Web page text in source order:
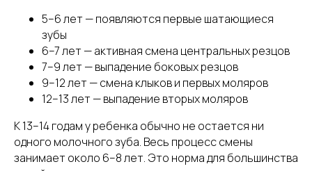
5–6 лет — появляются первые шатающиеся
зубы
6–7 лет — активная смена центральных резцов
7–9 лет — выпадение боковых резцов
9–12 лет — смена клыков и первых моляров
12–13 лет — выпадение вторых моляров
К 13–14 годам у ребенка обычно не остается ни
одного молочного зуба. Весь процесс смены
занимает около 6–8 лет. Это норма для большинства